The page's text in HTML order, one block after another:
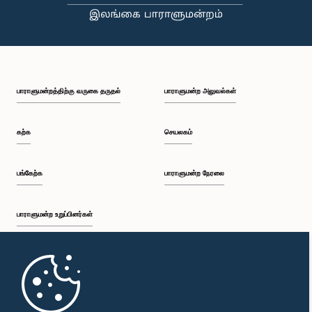
பி.ப. 2:35 - பி.ப. 2:42
பி.ப. 2:48 - பி.ப. 2:53
பி.ப. 2:59 - பி.ப. 3:09
பாராளுமன்றத்திற்கு வருகை தருதல்
கற்க
பங்கேற்க
பாராளுமன்ற உறுப்பினர்கள்
முதற்பக்கம்
பாராளுமன்ற அலுவல்கள்
செயலகம்
பாராளுமன்ற நேரலை